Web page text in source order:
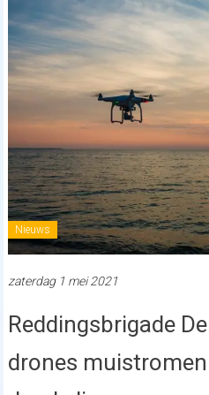
Nieuws
zaterdag 1 mei 2021
Reddingsbrigade
drones